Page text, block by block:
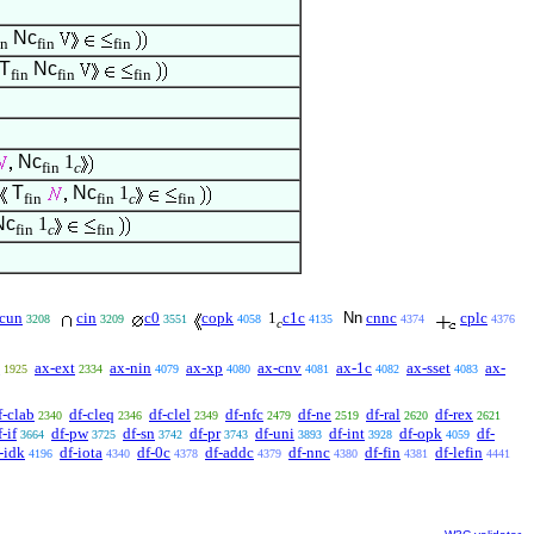
Ncfin fin
Tfin Ncfin fin
Ncfin 1 c
Tfin Ncfin 1 c fin
fin 1 c fin
cun 3208 cin 3209 c0 3551 copk 4058 1cc1c 4135 Nn cnnc 4374 cplc 4376
1925 ax-ext 2334 ax-nin 4079 ax-xp 4080 ax-cnv 4081 ax-1c 4082 ax-sset 4083 ax-
clab 2340 df-cleq 2346 df-clel 2349 df-nfc 2479 df-ne 2519 df-ral 2620 df-rex 2621
if 3664 df-pw 3725 df-sn 3742 df-pr 3743 df-uni 3893 df-int 3928 df-opk 4059 df-
idk 4196 df-iota 4340 df-0c 4378 df-addc 4379 df-nnc 4380 df-fin 4381 df-lefin 4441